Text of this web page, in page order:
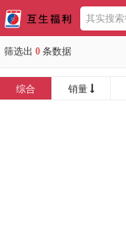
筛选出 0 条数据
综合 销量